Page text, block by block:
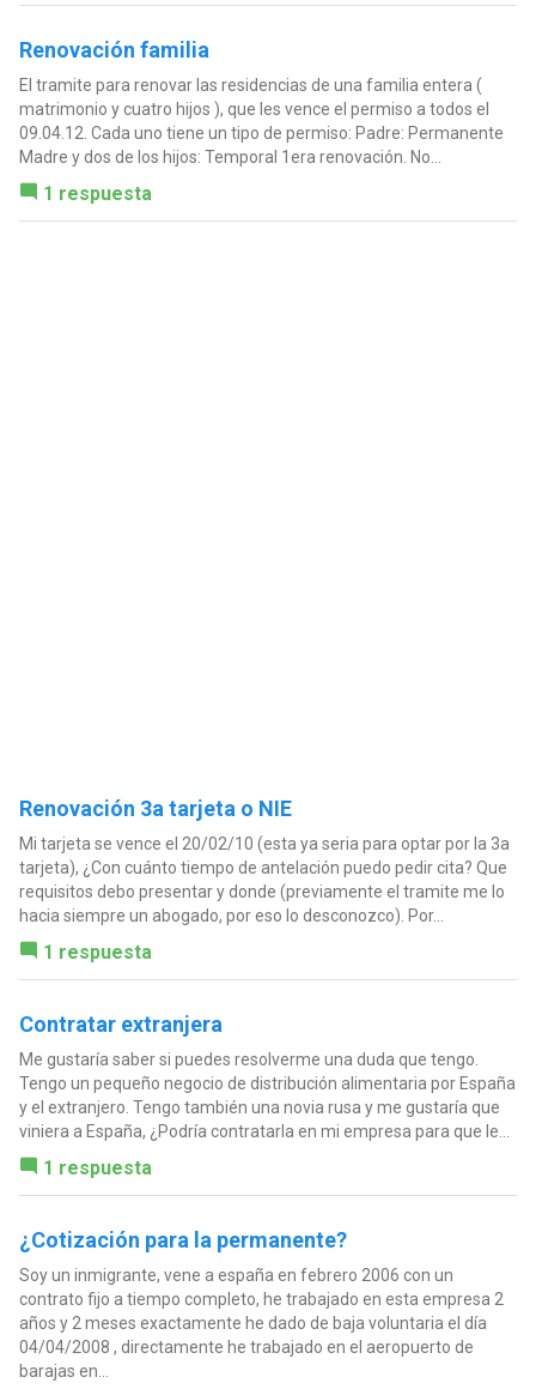
Renovación familia
El tramite para renovar las residencias de una familia entera (
matrimonio y cuatro hijos ), que les vence el permiso a todos el
09.04.12. Cada uno tiene un tipo de permiso: Padre: Permanente
Madre y dos de los hijos: Temporal 1era renovación. No...
1 respuesta
Renovación 3a tarjeta o NIE
Mi tarjeta se vence el 20/02/10 (esta ya seria para optar por la 3a
tarjeta), ¿Con cuánto tiempo de antelación puedo pedir cita? Que
requisitos debo presentar y donde (previamente el tramite me lo
hacia siempre un abogado, por eso lo desconozco). Por...
1 respuesta
Contratar extranjera
Me gustaría saber si puedes resolverme una duda que tengo.
Tengo un pequeño negocio de distribución alimentaria por España
y el extranjero. Tengo también una novia rusa y me gustaría que
viniera a España, ¿Podría contratarla en mi empresa para que le...
1 respuesta
¿Cotización para la permanente?
Soy un inmigrante, vene a españa en febrero 2006 con un
contrato fijo a tiempo completo, he trabajado en esta empresa 2
años y 2 meses exactamente he dado de baja voluntaria el día
04/04/2008 , directamente he trabajado en el aeropuerto de
barajas en...